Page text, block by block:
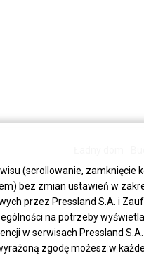
O Nas
(scrollowanie, zamknięcie
bez zmian ustawień w
przez Pressland S.A. i
na potrzeby
w serwisach Pressland S.A.
zgodę możesz w